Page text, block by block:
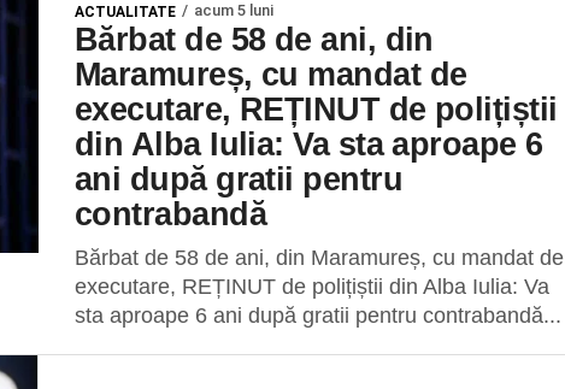
ACTUALITATE acum 5 luni
Bărbat de 58 de ani, din
Maramureș, cu mandat de
executare, REȚINUT de polițiștii
din Alba Iulia: Va sta aproape 6
ani după gratii pentru
contrabandă
Bărbat de 58 de ani, din Maramureș, cu mandat de
executare, REȚINUT de polițiștii din Alba Iulia: Va
sta aproape 6 ani după gratii pentru contrabandă...